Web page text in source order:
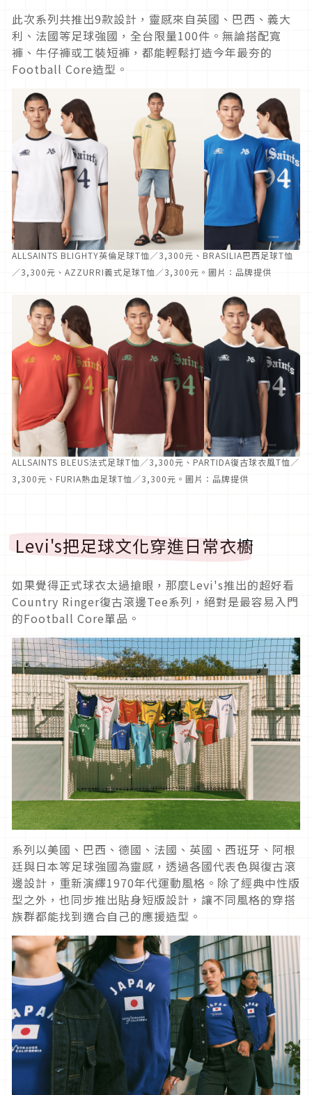
此次系列共推出9款設計，靈感來自英國、巴西、義大
利、法國等足球強國，全台限量100件。無論搭配寬
褲、牛仔褲或工裝短褲，都能輕鬆打造今年最夯的
Football Core造型。
ALLSAINTS BLIGHTY英倫足球T恤／3,300元、BRASILIA巴西足球T恤
／3,300元、AZZURRI義式足球T恤／3,300元。圖片：品牌提供
ALLSAINTS BLEUS法式足球T恤／3,300元、PARTIDA復古球衣風T恤／
3,300元、FURIA熱血足球T恤／3,300元。圖片：品牌提供
Levi's把足球文化穿進日常衣櫥
如果覺得正式球衣太過搶眼，那麼Levi's推出的超好看
Country Ringer復古滾邊Tee系列，絕對是最容易入門
的Football Core單品。
系列以美國、巴西、德國、法國、英國、西班牙、阿根
廷與日本等足球強國為靈感，透過各國代表色與復古滾
邊設計，重新演繹1970年代運動風格。除了經典中性版
型之外，也同步推出貼身短版設計，讓不同風格的穿搭
族群都能找到適合自己的應援造型。